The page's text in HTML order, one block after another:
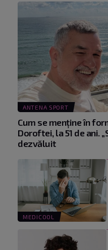
ANTENA SPORT
Cum se menţine în
Doroftei, la 51 de ani.
dezvăluit
MEDICOOL